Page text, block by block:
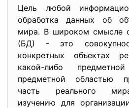
Цель любой
обработка данных об
мира. В широком смысле
(БД) - это
конкретных объектах
какой-либо
предметной областью
часть реального
изучению для